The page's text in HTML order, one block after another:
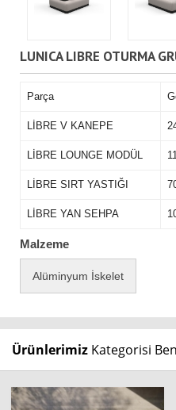
LUNICA LIBRE OTURMA
Parça
LİBRE V KANEPE
LİBRE LOUNGE MODÜL
LİBRE SIRT YASTIĞI
LİBRE YAN SEHPA
Malzeme
Alüminyum İskelet
Ürünlerimiz Kategorisi